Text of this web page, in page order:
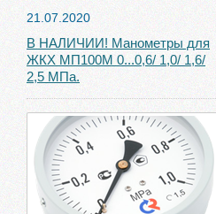
21.07.2020
В НАЛИЧИИ! Манометры для
ЖКХ МП100М 0...0,6/ 1,0/ 1,6/
2,5 МПа.